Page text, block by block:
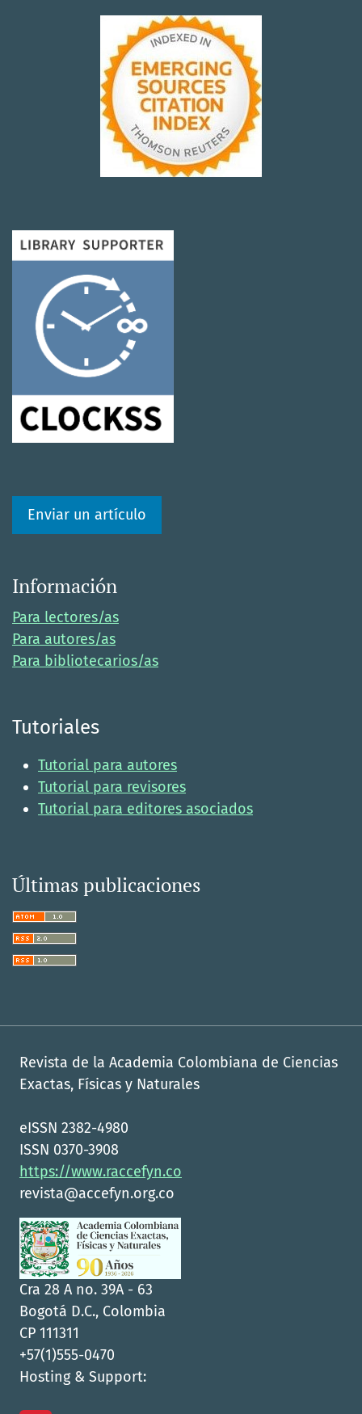
Enviar un artículo
Información
Para lectores/as
Para autores/as
Para bibliotecarios/as
Tutoriales
Tutorial para autores
Tutorial para revisores
Tutorial para editores asociados
Últimas publicaciones
Revista de la Academia Colombiana de Ciencias
Exactas, Físicas y Naturales
eISSN 2382-4980
ISSN 0370-3908
https://www.raccefyn.co
revista@accefyn.org.co
Cra 28 A no. 39A - 63
Bogotá D.C., Colombia
CP 111311
+57(1)555-0470
Hosting & Support: